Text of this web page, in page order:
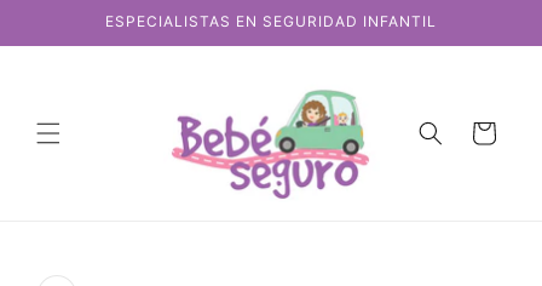
directamente
al contenido
ESPECIALISTAS EN SEGURIDAD INFANTIL
Carrito